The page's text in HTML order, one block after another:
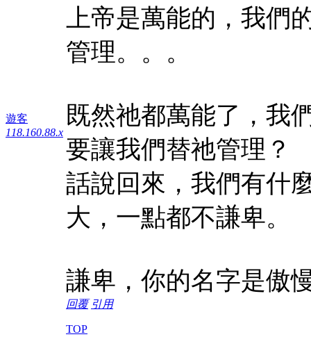
遊客
118.160.88.x
上帝是萬能的，我們
管理。。。
既然祂都萬能了，我
要讓我們替祂管理？
話說回來，我們有什
大，一點都不謙卑。
謙卑，你的名字是傲
回覆 引用
TOP